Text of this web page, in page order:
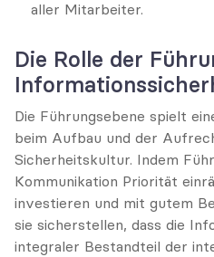
aller Mitarbeiter.
Die Rolle der
Die Führungsebene spielt
beim Aufbau und der
Sicherheitskultur. Indem
Kommunikation Priorität
investieren und mit gutem
sie sicherstellen, dass die
integraler Bestandteil der